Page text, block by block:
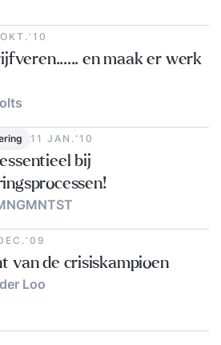
en maak er werk
11 JAN.‘10
bij
van de crisiskampioen
Loo